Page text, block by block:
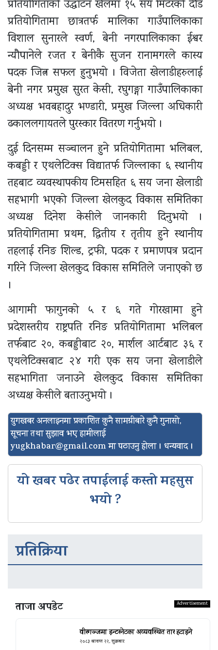
प्रतियोगिताको उद्घाटन खेलमा १५ सय मिटरको दौड
प्रतियोगितामा छात्रतर्फ मालिका गाउँपालिकाका
विशाल सुनारले स्वर्ण, बेनी नगरपालिकाका ईश्वर
न्यौपानेले रजत र बेनीकै सुजन रानामगरले कास्य
पदक जित्न सफल हुनुभयो । विजेता खेलाडीहरुलाई
बेनी नगर प्रमुख सुरत केसी, रघुगङ्गा गाउँपालिकाका
अध्यक्ष भवबहादुर भण्डारी, प्रमुख जिल्ला अधिकारी
ढकाललगायतले पुरस्कार वितरण गर्नुभयो ।
दुई दिनसम्म सञ्चालन हुने प्रतियोगितामा भलिबल,
कबड्डी र एथलेटिक्स विद्यातर्फ जिल्लाका ६ स्थानीय
तहबाट व्यवस्थापकीय टिमसहित ६ सय जना खेलाडी
सहभागी भएको जिल्ला खेलकुद विकास समितिका
अध्यक्ष दिनेश केसीले जानकारी दिनुभयो ।
प्रतियोगितामा प्रथम, द्वितीय र तृतीय हुने स्थानीय
तहलाई रनिङ शिल्ड, ट्रफी, पदक र प्रमाणपत्र प्रदान
गरिने जिल्ला खेलकुद विकास समितिले जनाएको छ
।
आगामी फागुनको ५ र ६ गते गोरखामा हुने
प्रदेशस्तरीय राष्ट्रपति रनिङ प्रतियोगितामा भलिबल
तर्फबाट २०, कबड्डीबाट २०, मार्शल आर्टबाट ३६ र
एथलेटिक्सबाट २४ गरी एक सय जना खेलाडीले
सहभागिता जनाउने खेलकुद विकास समितिका
अध्यक्ष केसीले बताउनुभयो ।
युगखबर अनलाइनमा प्रकाशित कुनै सामग्रीबारे कुनै गुनासो,
सूचना तथा सुझाव भए हामीलाई
yugkhabar@gmail.comमा पठाउनु होला । धन्यवाद ।
यो खबर पढेर तपाईलाई कस्तो महसुस
भयो ?
प्रतिक्रिया
ताजा अपडेट
वीरगञ्जमा इन्टरनेटका अव्यवस्थित तार हटाइने
२०८३ श्रावण २२, शुक्रबार